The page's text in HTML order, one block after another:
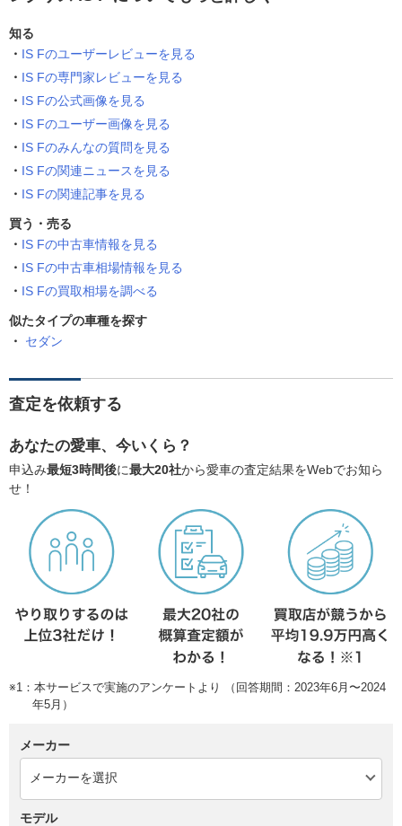
知る
IS Fのユーザーレビューを見る
IS Fの専門家レビューを見る
IS Fの公式画像を見る
IS Fのユーザー画像を見る
IS Fのみんなの質問を見る
IS Fの関連ニュースを見る
IS Fの関連記事を見る
買う・売る
IS Fの中古車情報を見る
IS Fの中古車相場情報を見る
IS Fの買取相場を調べる
似たタイプの車種を探す
セダン
査定を依頼する
あなたの愛車、今いくら？
申込み最短3時間後に最大20社から愛車の査定結果をWebでお知ら
せ！
※1：本サービスで実施のアンケートより （回答期間：2023年6月〜2024
年5月）
メーカー
モデル